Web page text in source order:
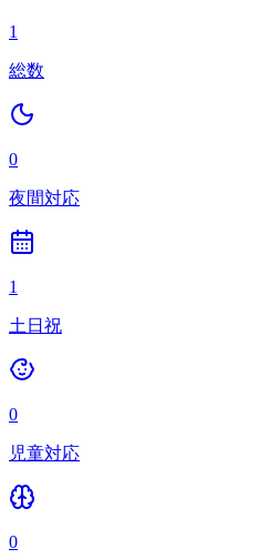
1
総数
0
夜間対応
1
土日祝
0
児童対応
0